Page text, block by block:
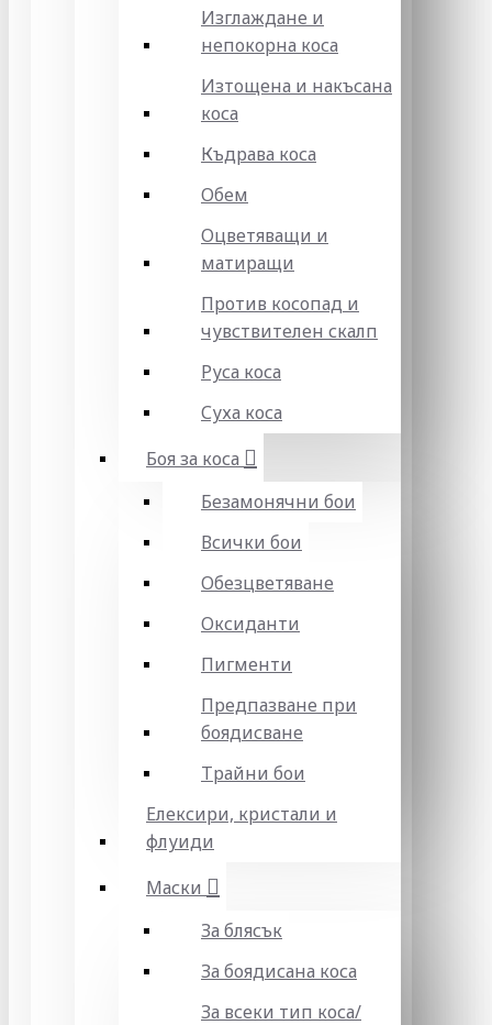
Изглаждане и
непокорна коса
Изтощена и накъсана
коса
Къдрава коса
Обем
Оцветяващи и
матиращи
Против косопад и
чувствителен скалп
Руса коса
Суха коса
Боя за коса
Безамонячни бои
Всички бои
Обезцветяване
Оксиданти
Пигменти
Предпазване при
боядисване
Трайни бои
Елексири, кристали и
флуиди
Маски
За блясък
За боядисана коса
За всеки тип коса/